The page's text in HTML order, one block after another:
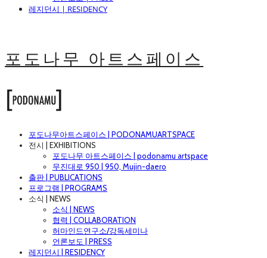
레지던시 | RESIDENCY
포도나무 아트스페이스
포도나무아트스페이스 | PODONAMUARTSPACE
전시 | EXHIBITIONS
포도나무 아트스페이스 | podonamu artspace
무진대로 950 | 950, Mujin-daero
출판 | PUBLICATIONS
프로그램 | PROGRAMS
소식 | NEWS
소식 | NEWS
협력 | COLLABORATION
허마인드연구소/강독세미나
언론보도 | PRESS
레지던시 | RESIDENCY